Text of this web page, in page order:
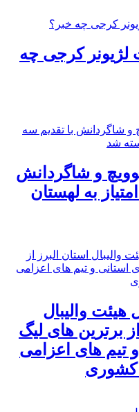
لژیونر کرجی چه
و شاگردانش
به لهستان
والیبال
برترین های لیگ
تیم های اعزامی
کشوری